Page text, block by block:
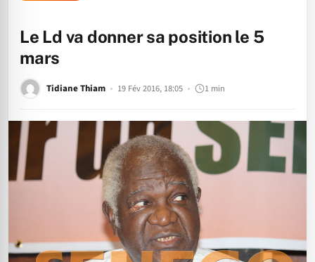
Le Ld va donner sa position le 5
mars
Tidiane Thiam 19 Fév 2016, 18:05 1 min